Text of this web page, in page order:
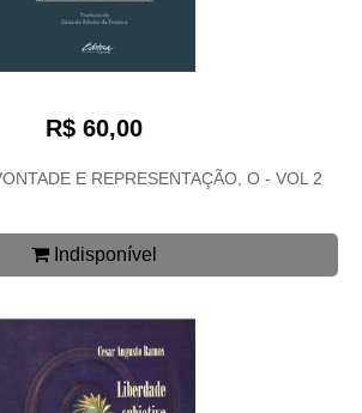
R$ 60,00
E REPRESENTAÇÃO, O - VOL 2
Indisponível